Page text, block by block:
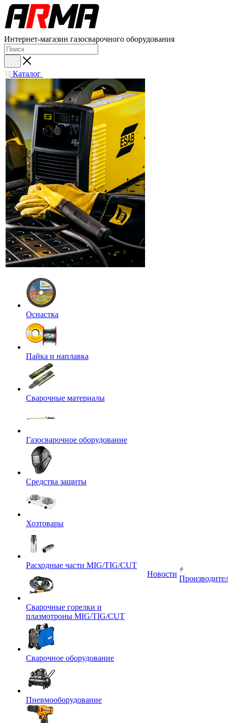
Интернет-магазин газосварочного оборудования
Каталог
Оснастка
Пайка и наплавка
Сварочные материалы
Газосварочное оборудование
Средства защиты
Хозтовары
Расходные части MIG/TIG/CUT
Сварочные горелки и
плазмотроны MIG/TIG/CUT
Сварочное оборудование
Пневмооборудование
Новости